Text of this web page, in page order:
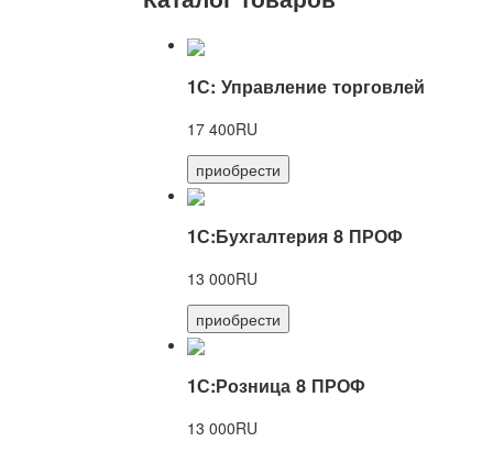
1С: Управление торговлей
17 400RU
приобрести
1С:Бухгалтерия 8 ПРОФ
13 000RU
приобрести
1С:Розница 8 ПРОФ
13 000RU